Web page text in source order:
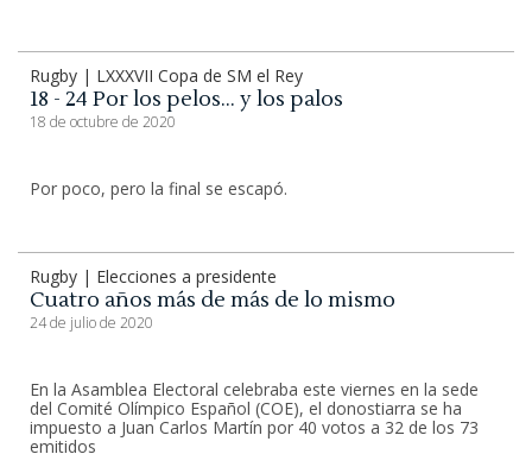
Rugby | LXXXVII Copa de SM el Rey
18 - 24 Por los pelos… y los palos
18 de octubre de 2020
Por poco, pero la final se escapó.
Rugby | Elecciones a presidente
Cuatro años más de más de lo mismo
24 de julio de 2020
En la Asamblea Electoral celebraba este viernes en la sede
del Comité Olímpico Español (COE), el donostiarra se ha
impuesto a Juan Carlos Martín por 40 votos a 32 de los 73
emitidos